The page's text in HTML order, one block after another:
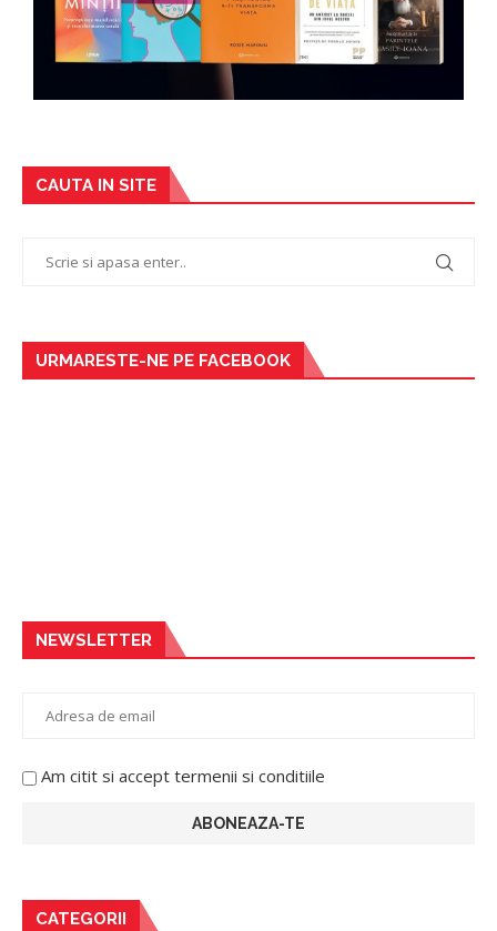
CAUTA IN SITE
URMARESTE-NE PE FACEBOOK
NEWSLETTER
Am citit si accept termenii si conditiile
CATEGORII